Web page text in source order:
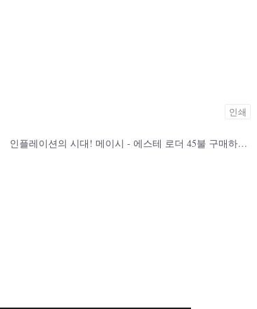
인쇄
인플레이션의 시대! 메이시 - 에스테 로더 45불 구매하면 오히려 155불 짜리 증정!